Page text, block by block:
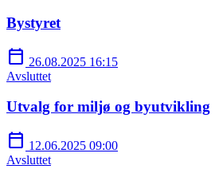
Bystyret
calendar_today 26.08.2025 16:15
Avsluttet
Utvalg for miljø og byutvikling
calendar_today 12.06.2025 09:00
Avsluttet